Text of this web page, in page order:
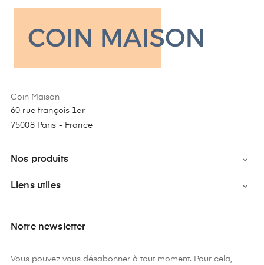
Coin Maison
60 rue françois 1er
75008 Paris - France
Nos produits 
Liens utiles 
Notre newsletter
Vous pouvez vous désabonner à tout moment. Pour cela,